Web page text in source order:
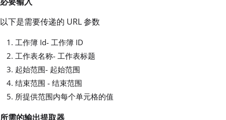
以下是需要传递的 URL 参数
工作簿 Id- 工作簿 ID
工作表名称- 工作表标题
起始范围- 起始范围
结束范围 - 结束范围
所提供范围内每个单元格的值
所需的输出提取器